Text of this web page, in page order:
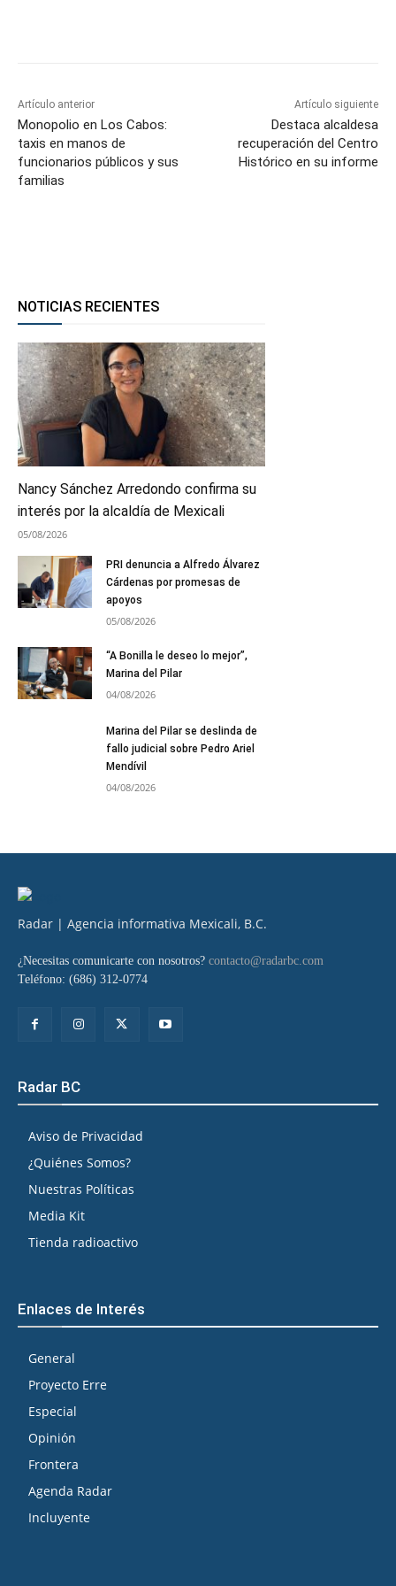
Artículo anterior
Monopolio en Los Cabos:
taxis en manos de
funcionarios públicos y sus
familias
Artículo siguiente
Destaca alcaldesa
recuperación del Centro
Histórico en su informe
NOTICIAS RECIENTES
Nancy Sánchez Arredondo confirma su
interés por la alcaldía de Mexicali
05/08/2026
PRI denuncia a Alfredo Álvarez
Cárdenas por promesas de
apoyos
05/08/2026
“A Bonilla le deseo lo mejor”,
Marina del Pilar
04/08/2026
Marina del Pilar se deslinda de
fallo judicial sobre Pedro Ariel
Mendívil
04/08/2026
Radar | Agencia informativa Mexicali, B.C.
¿Necesitas comunicarte con nosotros? contacto@radarbc.com
Teléfono: (686) 312-0774
Radar BC
Aviso de Privacidad
¿Quiénes Somos?
Nuestras Políticas
Media Kit
Tienda radioactivo
Enlaces de Interés
General
Proyecto Erre
Especial
Opinión
Frontera
Agenda Radar
Incluyente